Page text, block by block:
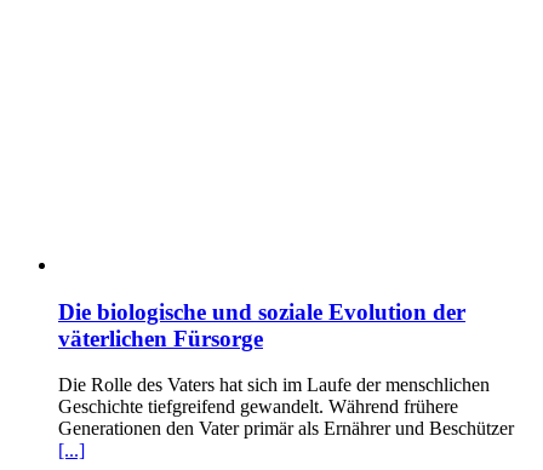
Die biologische und soziale Evolution der
väterlichen Fürsorge
Die Rolle des Vaters hat sich im Laufe der menschlichen
Geschichte tiefgreifend gewandelt. Während frühere
Generationen den Vater primär als Ernährer und Beschützer
[...]